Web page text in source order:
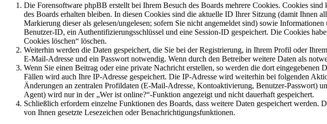
Die Forensoftware phpBB erstellt bei Ihrem Besuch des Boards mehrere Cookies. Cookies
des Boards erhalten bleiben. In diesen Cookies sind die aktuelle ID Ihrer Sitzung (damit Ihnen
Markierung dieser als gelesen/ungelesen; sofern Sie nicht angemeldet sind) sowie
Benutzer-ID, ein Authentifizierungsschlüssel und eine Session-ID gespeichert. Die Cookies
Cookies löschen“ löschen.
Weiterhin werden die Daten gespeichert, die Sie bei der Registrierung, in Ihrem Profil oder
E-Mail-Adresse und ein Passwort notwendig. Wenn durch den Betreiber weitere Daten als
Wenn Sie einen Beitrag oder eine private Nachricht erstellen, so werden die dort
Fällen wird auch Ihre IP-Adresse gespeichert. Die IP-Adresse wird weiterhin bei folgenden
Änderungen an zentralen Profildaten (E-Mail-Adresse, Kontoaktivierung, Benutzer-Passwort)
Agent) wird nur in der „Wer ist online?“-Funktion angezeigt und nicht dauerhaft gespeichert.
Schließlich erfordern einzelne Funktionen des Boards, dass weitere Daten gespeichert
von Ihnen gesetzte Lesezeichen oder Benachrichtigungsfunktionen.